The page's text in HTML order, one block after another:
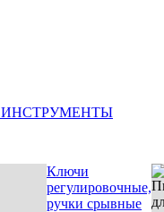
ИНСТРУМЕНТЫ
Ключи
регулировочные,
ручки срывные